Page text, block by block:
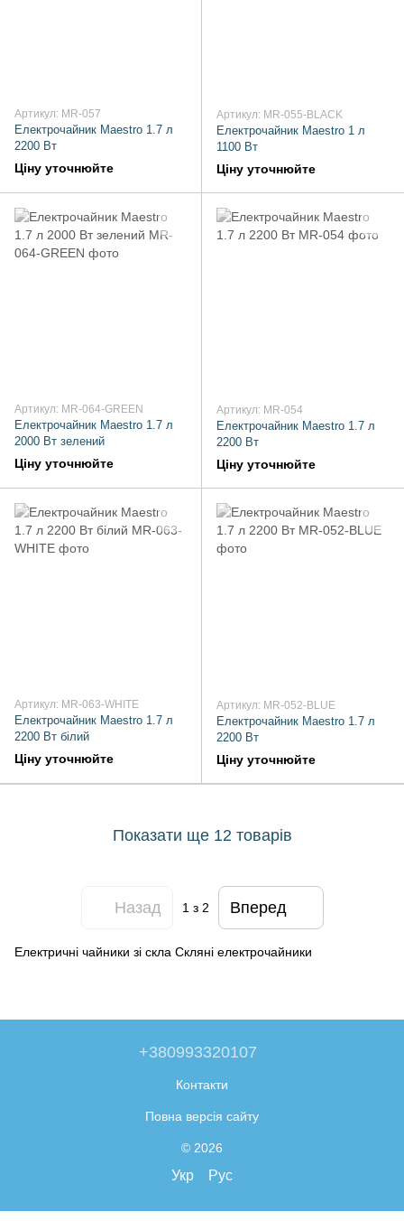
Артикул: MR-057
Електрочайник Maestro 1.7 л
2200 Вт
Ціну уточнюйте
Артикул: MR-055-BLACK
Електрочайник Maestro 1 л
1100 Вт
Ціну уточнюйте
Артикул: MR-064-GREEN
Електрочайник Maestro 1.7 л
2000 Вт зелений
Ціну уточнюйте
Артикул: MR-054
Електрочайник Maestro 1.7 л
2200 Вт
Ціну уточнюйте
Артикул: MR-063-WHITE
Електрочайник Maestro 1.7 л
2200 Вт білий
Ціну уточнюйте
Артикул: MR-052-BLUE
Електрочайник Maestro 1.7 л
2200 Вт
Ціну уточнюйте
Показати ще 12 товарів
Назад 1з 2 Вперед
Електричні чайники зі скла Скляні електрочайники
+380993320107
Контакти
Повна версія сайту
© 2026
Укр Рус